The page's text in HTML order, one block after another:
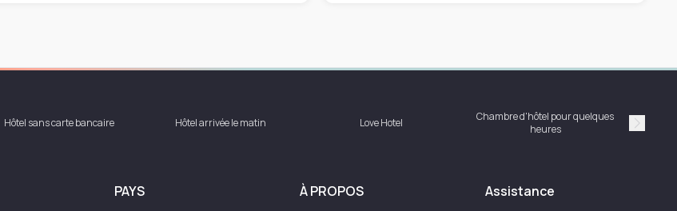
Hôtel sans carte bancaire Hôtel arrivée le matin Love Hotel
Chambre d'hôtel pour quelques
heures
PAYS À PROPOS Assistance